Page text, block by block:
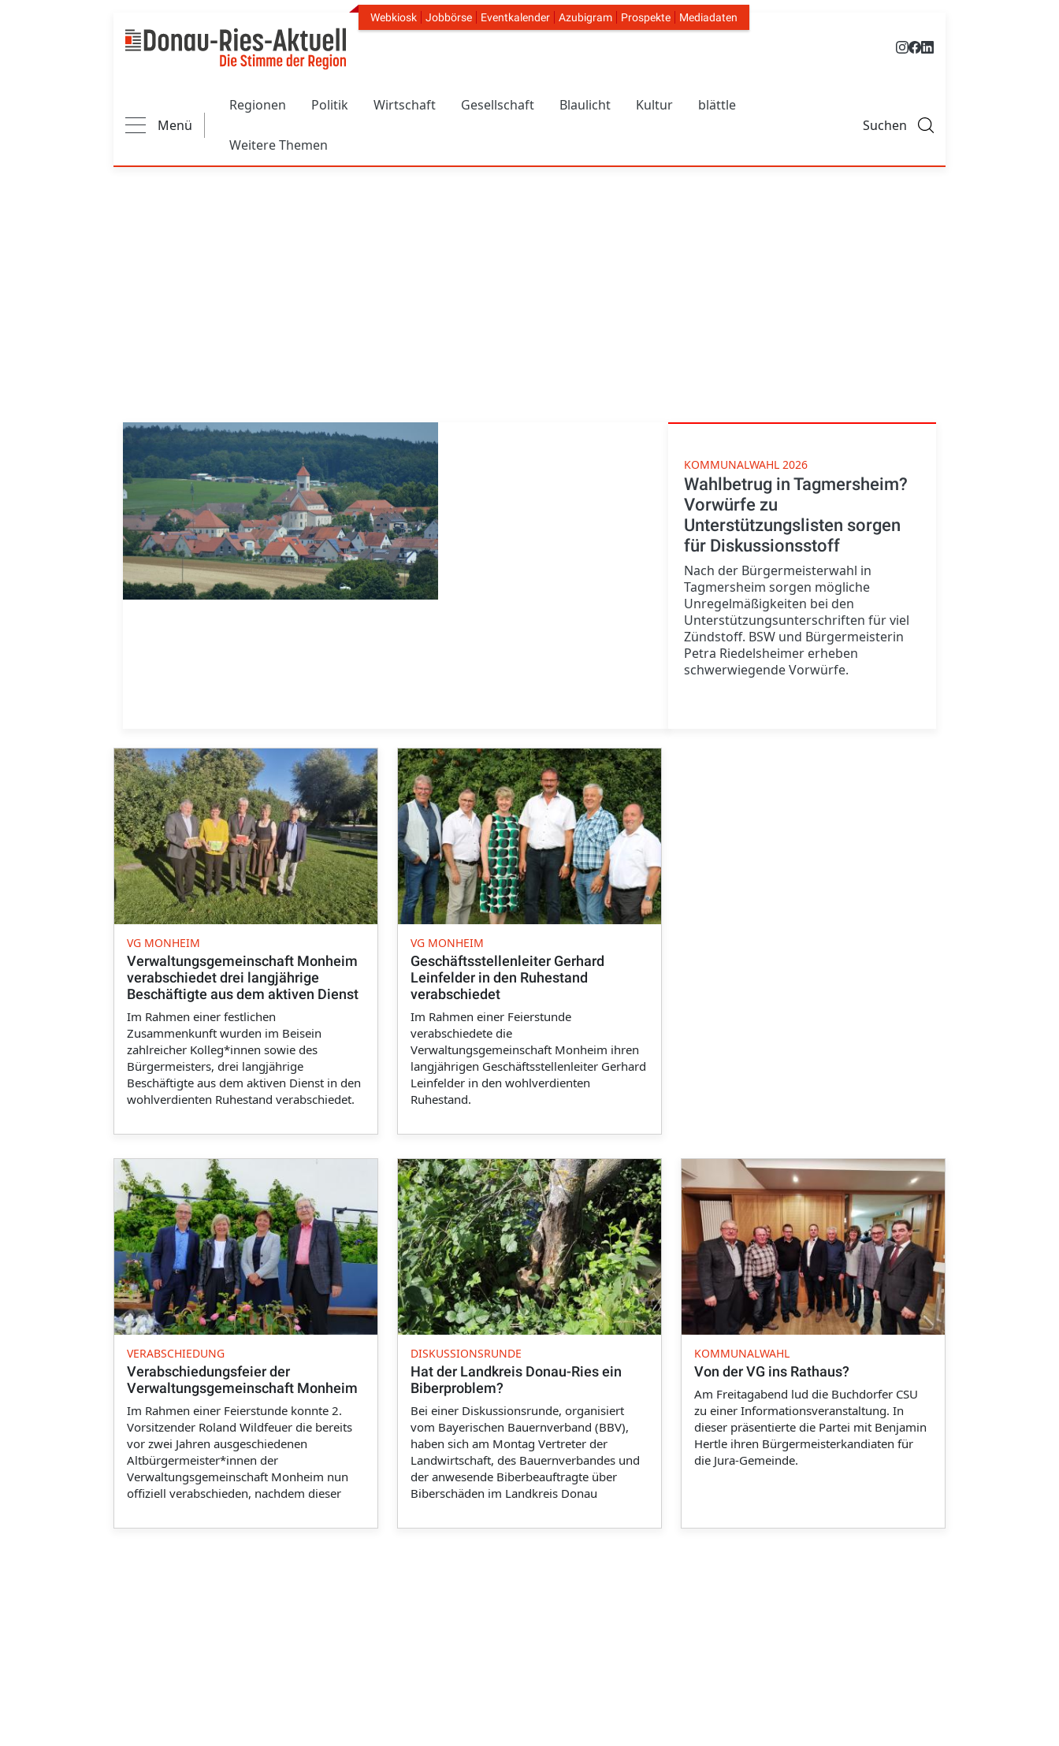
Header Navigation
Webkiosk Jobbörse Eventkalender Azubigram Prospekte Mediadaten
Menü
Regionen Politik Wirtschaft Gesellschaft Blaulicht Kultur blättle
Weitere Themen
Suchen
KOMMUNALWAHL 2026
Wahlbetrug in Tagmersheim?
Vorwürfe zu
Unterstützungslisten sorgen
für Diskussionsstoff
Nach der Bürgermeisterwahl in
Tagmersheim sorgen mögliche
Unregelmäßigkeiten bei den
Unterstützungsunterschriften für viel
Zündstoff. BSW und Bürgermeisterin
Petra Riedelsheimer erheben
schwerwiegende Vorwürfe.
VG MONHEIM
Verwaltungsgemeinschaft Monheim
verabschiedet drei langjährige
Beschäftigte aus dem aktiven Dienst
Im Rahmen einer festlichen
Zusammenkunft wurden im Beisein
zahlreicher Kolleg*innen sowie des
Bürgermeisters, drei langjährige
Beschäftigte aus dem aktiven Dienst in den
wohlverdienten Ruhestand verabschiedet.
VG MONHEIM
Geschäftsstellenleiter Gerhard
Leinfelder in den Ruhestand
verabschiedet
Im Rahmen einer Feierstunde
verabschiedete die
Verwaltungsgemeinschaft Monheim ihren
langjährigen Geschäftsstellenleiter Gerhard
Leinfelder in den wohlverdienten
Ruhestand.
VERABSCHIEDUNG
Verabschiedungsfeier der
Verwaltungsgemeinschaft Monheim
Im Rahmen einer Feierstunde konnte 2.
Vorsitzender Roland Wildfeuer die bereits
vor zwei Jahren ausgeschiedenen
Altbürgermeister*innen der
Verwaltungsgemeinschaft Monheim nun
offiziell verabschieden, nachdem dieser
DISKUSSIONSRUNDE
Hat der Landkreis Donau-Ries ein
Biberproblem?
Bei einer Diskussionsrunde, organisiert
vom Bayerischen Bauernverband (BBV),
haben sich am Montag Vertreter der
Landwirtschaft, des Bauernverbandes und
der anwesende Biberbeauftragte über
Biberschäden im Landkreis Donau
KOMMUNALWAHL
Von der VG ins Rathaus?
Am Freitagabend lud die Buchdorfer CSU
zu einer Informationsveranstaltung. In
dieser präsentierte die Partei mit Benjamin
Hertle ihren Bürgermeisterkandiaten für
die Jura-Gemeinde.